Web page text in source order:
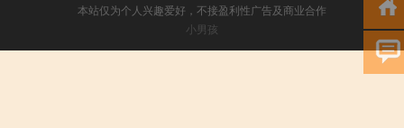
本站仅为个人兴趣爱好，不接盈利性广告及商业合作
小男孩